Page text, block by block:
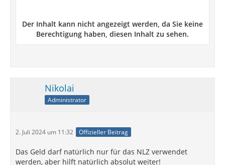
Der Inhalt kann nicht angezeigt werden, da Sie keine
Berechtigung haben, diesen Inhalt zu sehen.
Nikolai
Administrator
2. Juli 2024 um 11:32 Offizieller Beitrag
Das Geld darf natürlich nur für das NLZ verwendet
werden, aber hilft natürlich absolut weiter!